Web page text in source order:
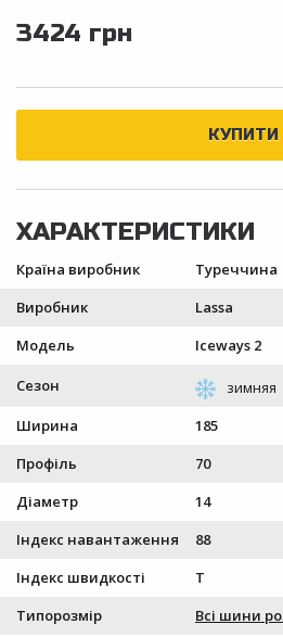
3424 грн
Країна виробник
Туреччина
Виробник
Lassa
Модель
Iceways 2
Сезон
Ширина
185
Профіль
70
Діаметр
14
Індекс навантаження
88
Індекс швидкості
T
Типорозмір
Всі шини